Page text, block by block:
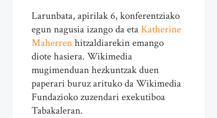
Larunbata, apirilak 6, konferentziako
egun nagusia izango da eta Katherine
Maherrenhitzaldiarekin emango
diote hasiera. Wikimedia
mugimenduan hezkuntzak duen
paperari buruz arituko da Wikimedia
Fundazioko zuzendari exekutiboa
Tabakaleran.